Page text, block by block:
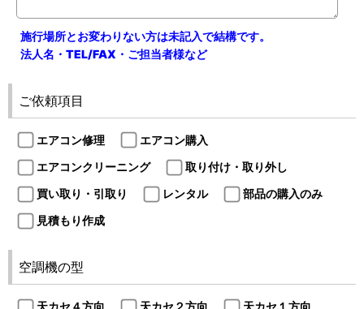
施行場所とお変わりない方は未記入で結構です。
法人名・TEL/FAX・ご担当者様など
ご依頼項目
エアコン修理
エアコン購入
エアコンクリーニング
取り付け・取り外し
買い取り・引取り
レンタル
部品の購入のみ
見積もり作成
空調機の型